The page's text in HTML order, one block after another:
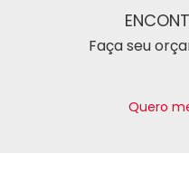
Faça seu
Quero